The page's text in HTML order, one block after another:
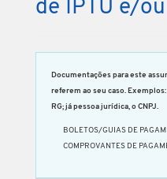
de IPTU e/ou
Documentações para este
referem ao seu caso.
RG; já pessoa jurídica, o CNPJ.
BOLETOS/GUIAS DE
COMPROVANTES DE